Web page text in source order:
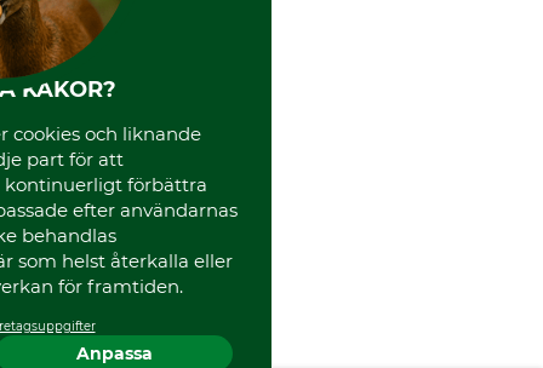
KAKOR?
cookies och liknande
part för att
kontinuerligt förbättra
efter användarnas
behandlas
som helst återkalla eller
för framtiden.
Anpassa